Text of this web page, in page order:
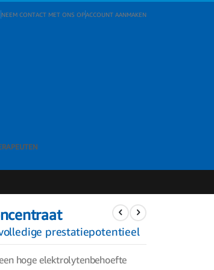
NEEM CONTACT MET ONS OPACCOUNT AANMAKEN
prestatiepotentieel
hoge elektrolytenbehoefte